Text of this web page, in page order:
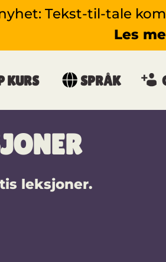
Tekst-til-tale
Les
SPRÅK
KURS
leksjoner.